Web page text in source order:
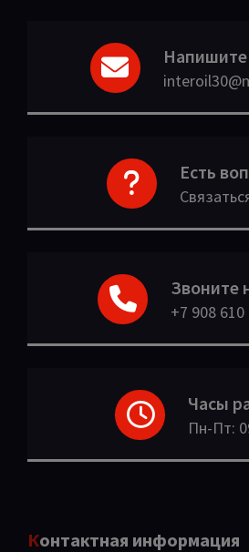
Есть
Звоните
+7 908 610
Часы
Пн-Пт:
Контактная информация